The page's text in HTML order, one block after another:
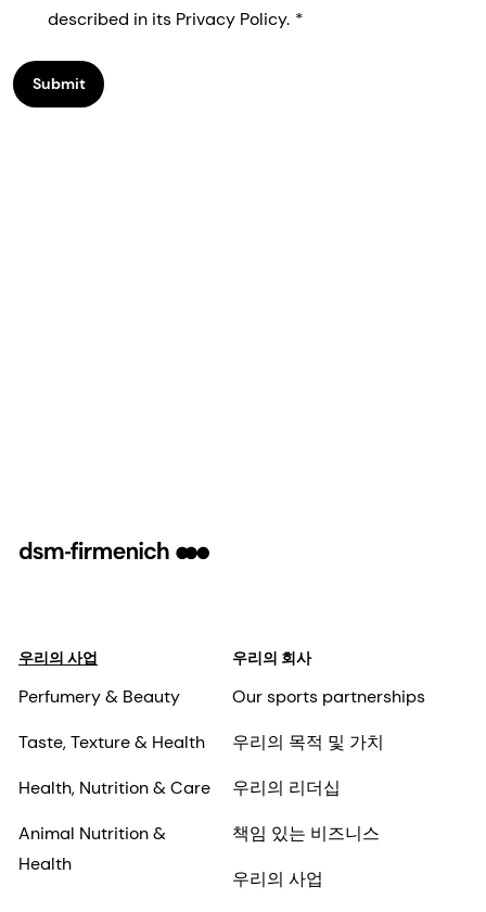
described in its Privacy Policy.
Submit
우리의 사업
Perfumery & Beauty
Taste, Texture & Health
Health, Nutrition & Care
Animal Nutrition &
Health
우리의 회사
Our sports partnerships
우리의 목적 및 가치
우리의 리더십
책임 있는 비즈니스
우리의 사업